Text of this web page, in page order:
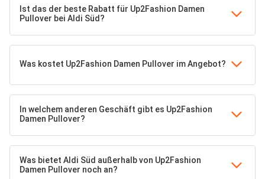
Ist das der beste Rabatt für Up2Fashion Damen
Pullover bei Aldi Süd?
Was kostet Up2Fashion Damen Pullover im Angebot?
In welchem anderen Geschäft gibt es Up2Fashion
Damen Pullover?
Was bietet Aldi Süd außerhalb von Up2Fashion
Damen Pullover noch an?